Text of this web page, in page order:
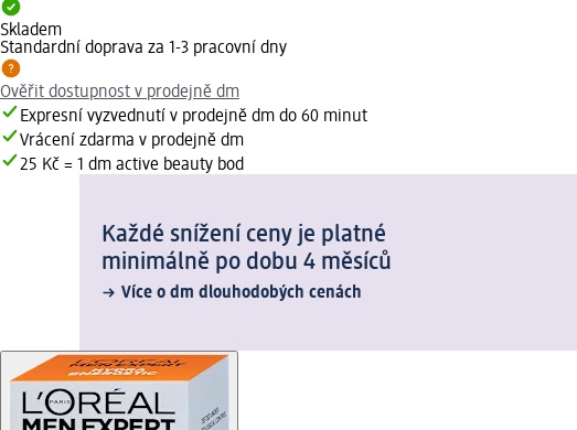
Skladem
Standardní doprava za 1-3 pracovní dny
Ověřit dostupnost v prodejně dm
Expresní vyzvednutí v prodejně dm do 60 minut
Vrácení zdarma v prodejně dm
25 Kč = 1 dm active beauty bod
Každé snížení ceny je platné
minimálně po dobu 4 měsíců
Více o dm dlouhodobých cenách